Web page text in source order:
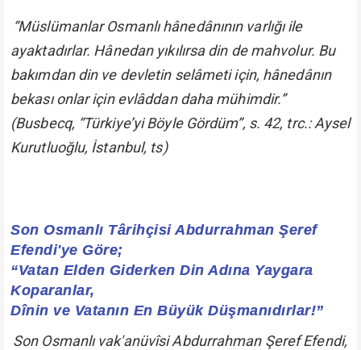
“Müslümanlar Osmanlı hânedânının varlığı ile
ayaktadırlar. Hânedan yıkılırsa din de mahvolur. Bu
bakımdan din ve devletin selâmeti için, hânedânın
bekası onlar için evlâddan daha mühimdir.”
(Busbecq, “Türkiye’yi Böyle Gördüm”, s. 42, trc.: Aysel
Kurutluoğlu, İstanbul, ts)
Son Osmanlı Târihçisi Abdurrahman Şeref
Efendi'ye Göre;
“Vatan Elden Giderken Din Adına Yaygara
Koparanlar,
Dînin ve Vatanın En Büyük Düşmanıdırlar!”
Son Osmanlı vak'anüvîsi Abdurrahman Şeref Efendi,